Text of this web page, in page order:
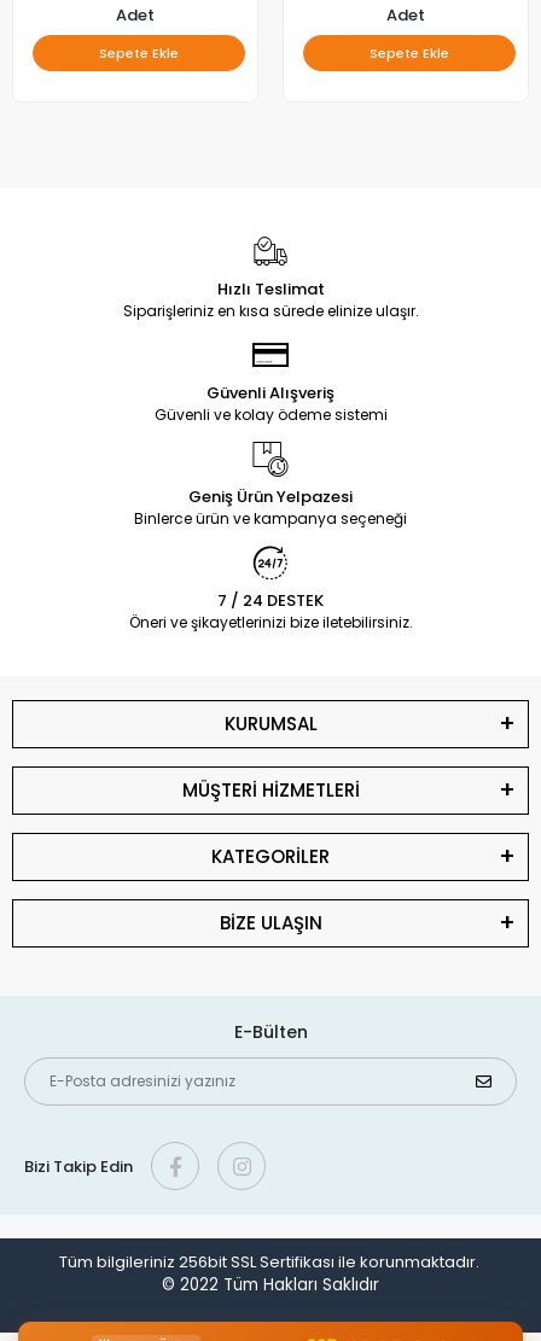
Adet
Sepete Ekle
Adet
Sepete Ekle
Hızlı Teslimat
Siparişleriniz en kısa sürede elinize ulaşır.
Güvenli Alışveriş
Güvenli ve kolay ödeme sistemi
Geniş Ürün Yelpazesi
Binlerce ürün ve kampanya seçeneği
7 / 24 DESTEK
Öneri ve şikayetlerinizi bize iletebilirsiniz.
KURUMSAL
MÜŞTERİ HİZMETLERİ
KATEGORİLER
BİZE ULAŞIN
E-Bülten
Bizi Takip Edin
Tüm bilgileriniz 256bit SSL Sertifikası ile korunmaktadır.
© 2022 Tüm Hakları Saklıdır